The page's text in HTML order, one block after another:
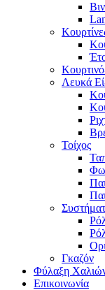
Λευκά
Τοίχος
Γκαζόν
Φύλαξη
Επικοινωνία